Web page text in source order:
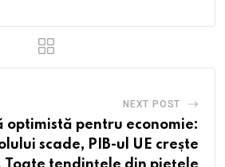
NEXT POST
optimistă pentru economie:
scade, PIB-ul UE crește